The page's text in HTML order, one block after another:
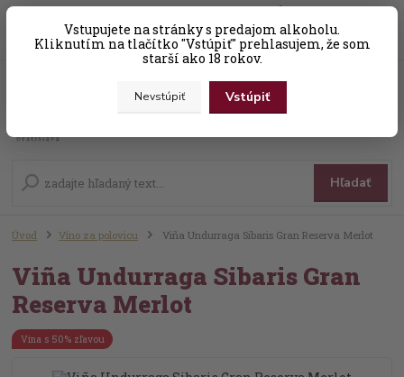
Vstupujete na stránky s predajom alkoholu.
Kliknutím na tlačítko "Vstúpiť" prehlasujem, že som
starší ako 18 rokov.
Nevstúpiť Vstúpiť
Hľadať
+421 (0) 31 56 25 377-8 za0,00 EUR
Úvod Víno za polovicu Viña Undurraga Sibaris Gran Reserva Merlot
Viña Undurraga Sibaris Gran
Reserva Merlot
Vína s 50% zľavou